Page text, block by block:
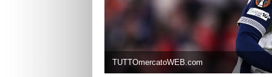
TUTTOmercatoWEB.com